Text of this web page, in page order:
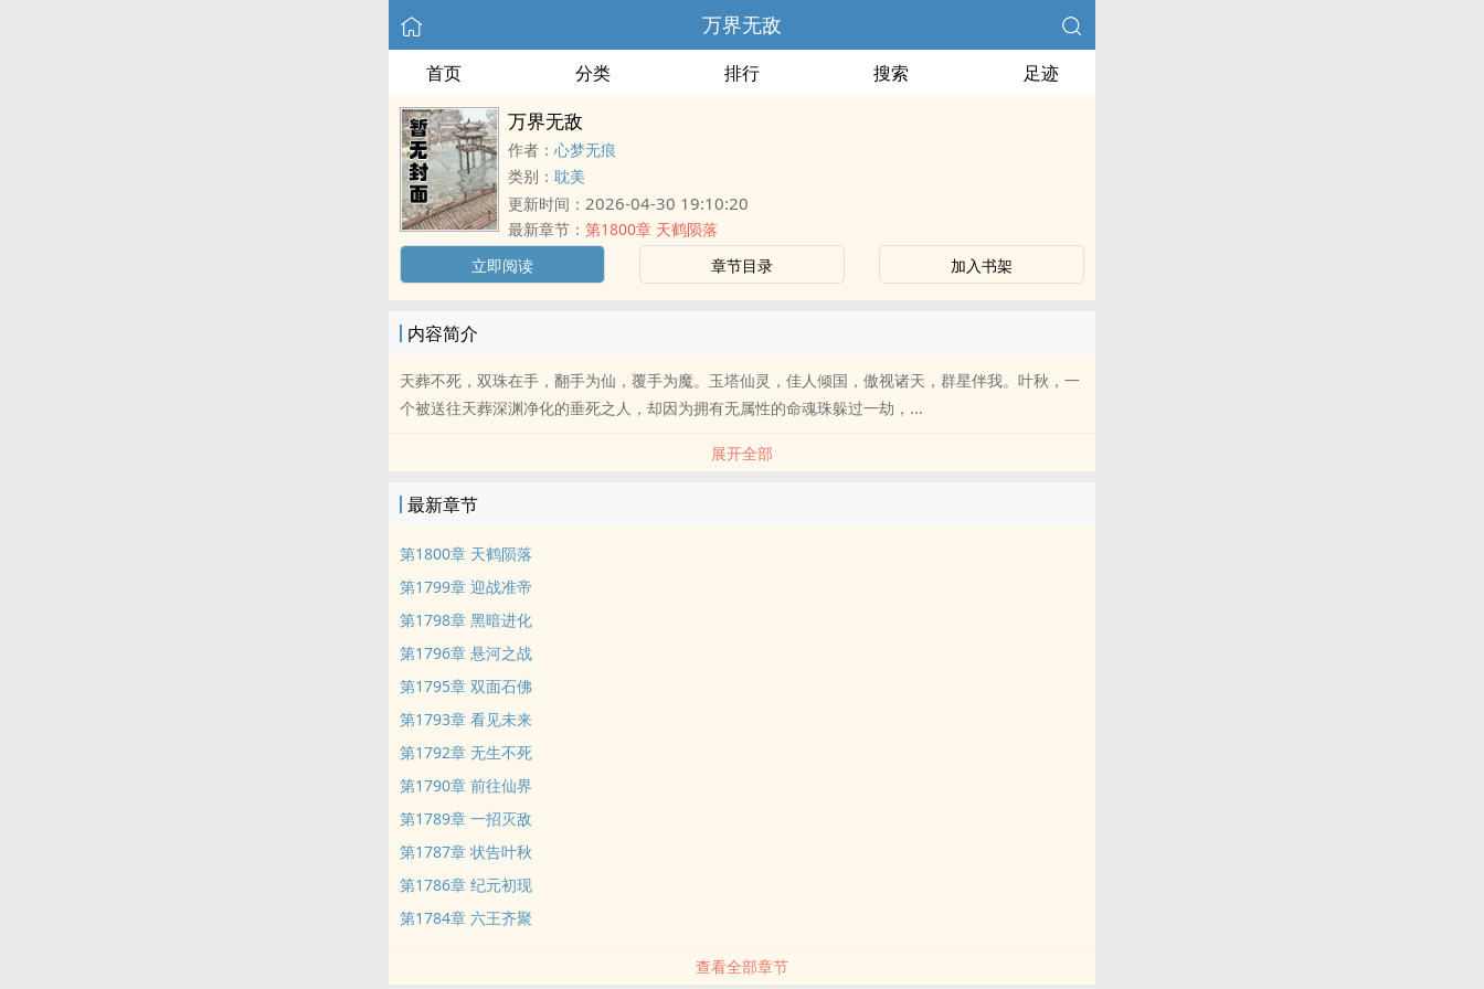
万界无敌
首页 分类 排行 搜索 足迹
万界无敌
作者： 心梦无痕
类别： 耽美
更新时间： 2026-04-30 19:10:20
最新章节： 第1800章 天鹤陨落
立即阅读
章节目录 加入书架
内容简介
天葬不死，双珠在手，翻手为仙，覆手为魔。玉塔仙灵，佳人倾国，傲视诸天，群星伴我。叶秋，一
个被送往天葬深渊净化的垂死之人，却因为拥有无属性的命魂珠躲过一劫，...
展开全部
最新章节
第1800章 天鹤陨落
第1799章 迎战准帝
第1798章 黑暗进化
第1796章 悬河之战
第1795章 双面石佛
第1793章 看见未来
第1792章 无生不死
第1790章 前往仙界
第1789章 一招灭敌
第1787章 状告叶秋
第1786章 纪元初现
第1784章 六王齐聚
查看全部章节